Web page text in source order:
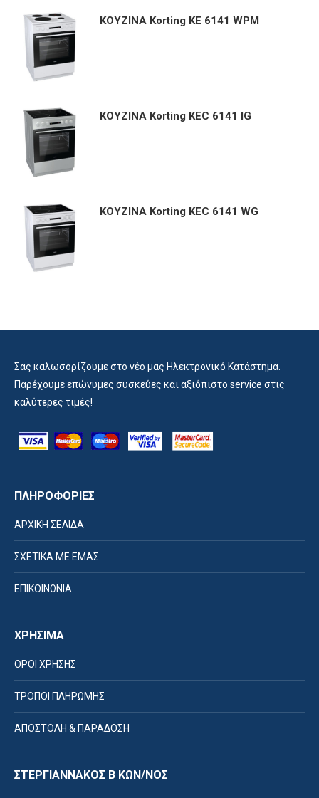
ΚΟΥΖΙΝΑ Korting KE 6141 WPM
ΚΟΥΖΙΝΑ Korting KEC 6141 IG
ΚΟΥΖΙΝΑ Korting KEC 6141 WG
Σας καλωσορίζουμε στο νέο μας Ηλεκτρονικό Κατάστημα.
Παρέχουμε επώνυμες συσκεύες και αξιόπιστο service στις
καλύτερες τιμές!
ΠΛΗΡΟΦΟΡΙΕΣ
ΑΡΧΙΚΗ ΣΕΛΙΔΑ
ΣΧΕΤΙΚΑ ΜΕ ΕΜΑΣ
ΕΠΙΚΟΙΝΩΝΙΑ
ΧΡΗΣΙΜΑ
ΟΡΟΙ ΧΡΗΣΗΣ
ΤΡΟΠΟΙ ΠΛΗΡΩΜΗΣ
ΑΠΟΣΤΟΛΗ & ΠΑΡΑΔΟΣΗ
ΣΤΕΡΓΙΑΝΝΑΚΟΣ Β ΚΩΝ/ΝΟΣ